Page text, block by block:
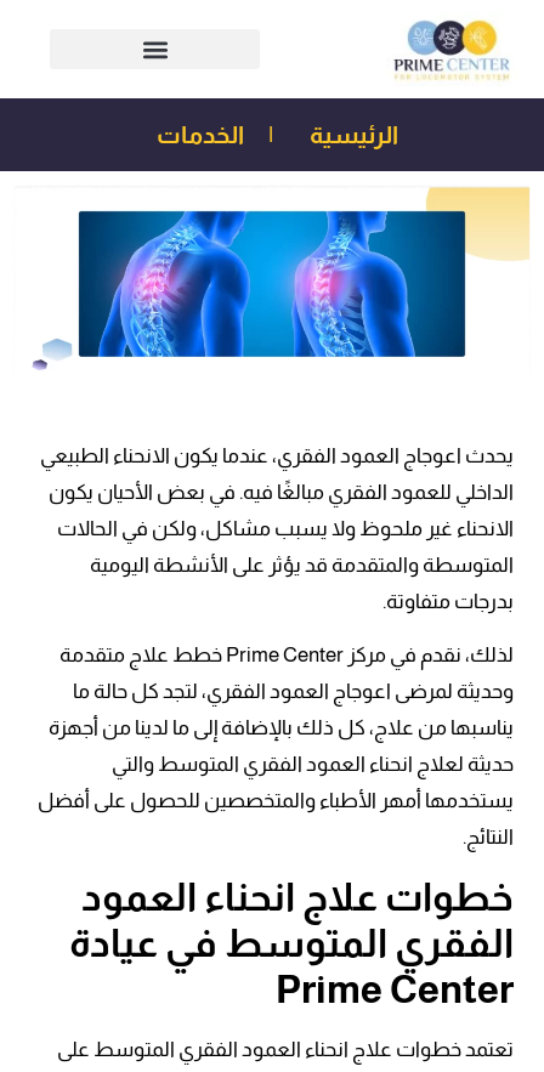
الرئيسية | الخدمات
يحدث اعوجاج العمود الفقري، عندما يكون الانحناء الطبيعي
الداخلي للعمود الفقري مبالغًا فيه. في بعض الأحيان يكون
الانحناء غير ملحوظ ولا يسبب مشاكل، ولكن في الحالات
المتوسطة والمتقدمة قد يؤثر على الأنشطة اليومية
بدرجات متفاوتة.
لذلك، نقدم في مركز Prime Center خطط علاج متقدمة
وحديثة لمرضى اعوجاج العمود الفقري، لتجد كل حالة ما
يناسبها من علاج، كل ذلك بالإضافة إلى ما لدينا من أجهزة
حديثة لعلاج انحناء العمود الفقري المتوسط والتي
يستخدمها أمهر الأطباء والمتخصصين للحصول على أفضل
النتائج.
خطوات علاج انحناء العمود
الفقري المتوسط في عيادة
Prime Center
تعتمد خطوات علاج انحناء العمود الفقري المتوسط على